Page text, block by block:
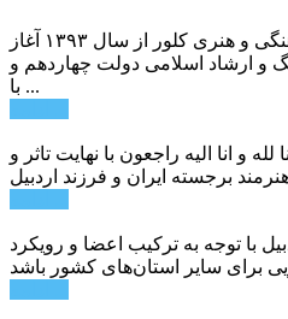
عملیات اجرایی مجتمع فرهنگی و هنری کلور از سال ۱۳۹۳ آغاز
و ارشاد اسلامی دولت چهاردهم و
با ...
و انا الیه راجعون با نهایت تاثر و
با توجه به ترکیب اعضا و رویکرد